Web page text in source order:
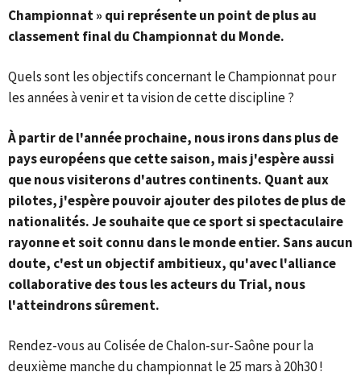
Championnat » qui représente un point de plus au
classement final du Championnat du Monde.
Quels sont les objectifs concernant le Championnat pour
les années à venir et ta vision de cette discipline ?
À partir de l'année prochaine, nous irons dans plus de
pays européens que cette saison, mais j'espère aussi
que nous visiterons d'autres continents. Quant aux
pilotes, j'espère pouvoir ajouter des pilotes de plus de
nationalités. Je souhaite que ce sport si spectaculaire
rayonne et soit connu dans le monde entier. Sans aucun
doute, c'est un objectif ambitieux, qu'avec l'alliance
collaborative des tous les acteurs du Trial, nous
l'atteindrons sûrement.
Rendez-vous au Colisée de Chalon-sur-Saône pour la
deuxième manche du championnat le 25 mars à 20h30 !